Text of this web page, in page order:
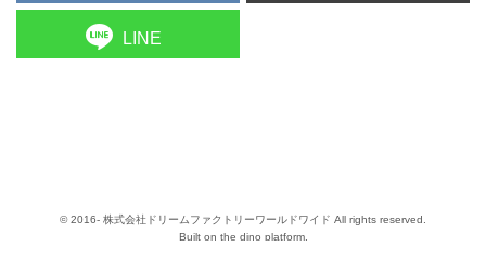
LINE
© 2016- 株式会社ドリームファクトリーワールドワイド All rights reserved.
Built on the dino platform.